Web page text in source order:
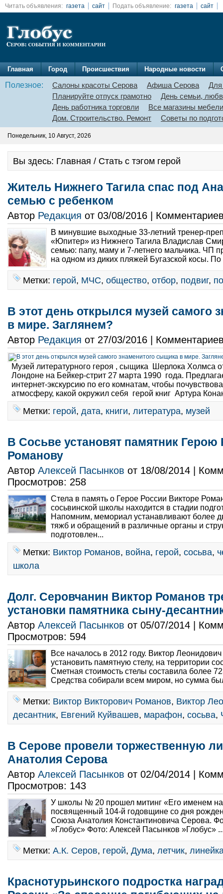
Читать объявления: газета сайт Подать объявление: газета сайт
Главная Город Происшествия Народные новости
Полезное: Салоны красоты Серова Афиша Серова
Для
Планируйте отпуск грамотно
День семьи,
День работника торговли
Все магазины мебели
Дом. Строительство. Ремонт
Советы по
Понедельник, 10 Август, 2026
Вы здесь: Главная / Стать с тэгом герой
Житель Нижнего Тагила спас под
семью с ребенком
Автор Редакция от 03/08/2016 |
В минувшие выходные 33-летний тренер-
«Юпитер» из Нижнего Тагила Владислав
семью: папу, маму и 7-летнего мальчика. ЧП
на одном из диких пляжей Бугазской косы.
Метки: герой, МЧС, общество, отбор, подвиг,
В этот день открылся музей самого
в мире. Заглянем?
Автор Редакция от 27/03/2016 |
Музей литературного героя , сыщика Шерлока Холмса
Лондоне на Бейкер-стрит 27 марта 1990 года.
интернет-экскурсию по его комнатам, чтобы
атмосферу, какой окружил себя герой книг Артура
Метки: герой, дата, книги, литература, музей
В Сосьве установят памятник Герою
Романову
Автор Алексей Пасынков от 18/08/2014 |
Просмотров: 258
Стела в память о Герое России Викторе
сосьвинской школы находится в стадии
Напомним, мемориал устанавливают более
тяжб и обращений в различные органы и
подготовлен...
Метки: Виктор Романов, война, герой, сосьва,
школа
Долг. Серовчанин Виктор Романов
установки памятника сыну-
Автор Алексей Пасынков от 05/07/2014 |
Просмотров: 594
Все началось в 2012 году. Виктор
установить памятную стелу, на территории
Сметная стоимость стелы составила более
Средства собирали всем миром, но сумма
Метки: Виктор Викторович Романов, Виктор
десантник, Евгений Куйвашев, марафон, сосьва,
В Серове провели торжественную
Анатолия Серова
Автор Алексей Пасынков от 02/04/2014 |
Просмотров: 143
У школы № 20 прошел митинг «Его именем
посвященный 104-й годовщине со дня
Союза Анатолия Константиновича Серова.
»Глобус» Фото: Алексей Пасынков »Глобус»
Метки: А.К. Серов, герой, Дума, летчик,
Краснотурьинского подростка